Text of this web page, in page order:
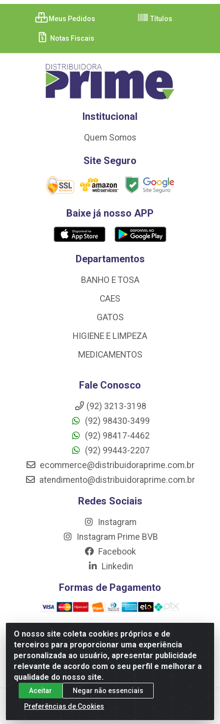
O nosso site coleta cookies próprios e de
terceiros para proporcionar uma experiência
personalizada ao usuário, apresentar publicidade
relevante de acordo com o seu perfil e melhorar a
qualidade do nosso site.
Aceitar
Negar não essenciais
Preferências de Cookies
Meus Pedidos Títulos
Notas Fiscais
Institucional
Quem Somos
Site Seguro
Baixe já nosso APP
Departamentos
BANHO E TOSA
CAES
GATOS
HIGIENE E LIMPEZA
MEDICAMENTOS
Fale Conosco
(92) 3213-3198
(92) 98430-3499
(92) 98417-4462
(92) 99443-2207
ecommerce@distribuidoraprime.com.br
atendimento@distribuidoraprime.com.br
Redes Sociais
Instagram
Instagram Prime BVB
Facebook
Linkedin
Formas de Pagamento
Distribuidora Prime LTDA - Av. Professor Nilton Lins, 781
- Flores, Manaus/AM - CEP 69.058-030 - CNPJ:
10.717.750/0001-32